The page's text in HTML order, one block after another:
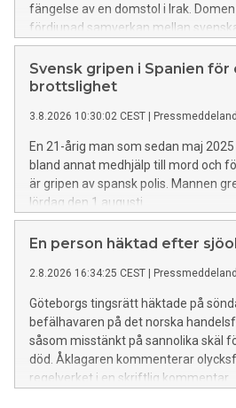
fängelse av en domstol i Irak.
fördjupad samverkan mellan
irakiska rättsväsendet.
Svensk gripen i Spanien
brottslighet
3.8.2026 10:30:02 CEST |
En 21-årig man som sedan maj
bland annat medhjälp till mord och
är gripen av spansk polis. Mannen
lördag den 1 augusti.
En person häktad efter
2.8.2026 16:34:25 CEST |
Göteborgs tingsrätt häktade på
befälhavaren på det norska
såsom misstänkt på sannolika skäl
död. Åklagaren kommenterar
regelverket i en skriftlig kommentar.